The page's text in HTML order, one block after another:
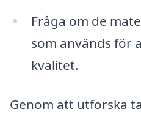
Fråga om de
som används för
kvalitet.
Genom att utforska